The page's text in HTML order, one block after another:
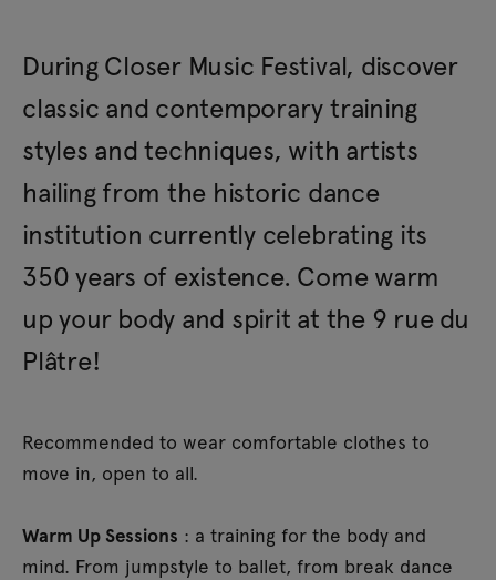
During Closer Music Festival, discover
classic and contemporary training
styles and techniques, with artists
hailing from the historic dance
institution currently celebrating its
350 years of existence. Come warm
up your body and spirit at the 9 rue du
Plâtre!
Recommended to wear comfortable clothes to
move in, open to all.
Warm Up Sessions : a training for the body and
mind. From jumpstyle to ballet, from break dance